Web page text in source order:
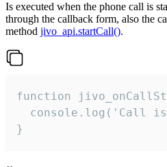
Is executed when the phone call is
through the callback form, also the
method jivo_api.startCall().
function
console.log('Call
}